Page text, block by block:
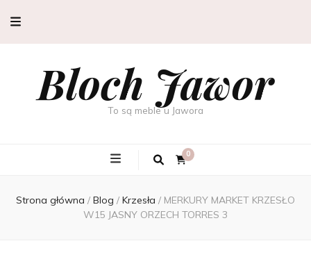
Bloch Jawor
To są meble u Jawora
0
Strona główna / Blog / Krzesła / MERKURY MARKET KRZESŁO
W15 JASNY ORZECH TORRES 3